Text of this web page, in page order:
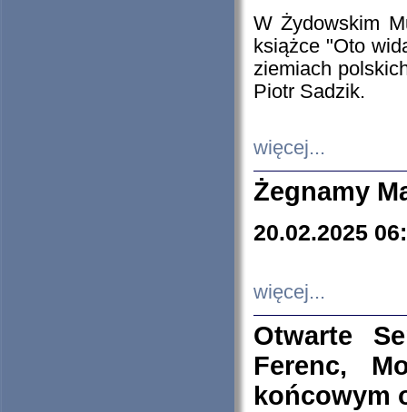
W Żydowskim
książce "Oto
ziemiach
Piotr Sadzik.
więcej...
Żegnamy
20.02.2025
więcej...
Otwarte
Ferenc,
końcowym